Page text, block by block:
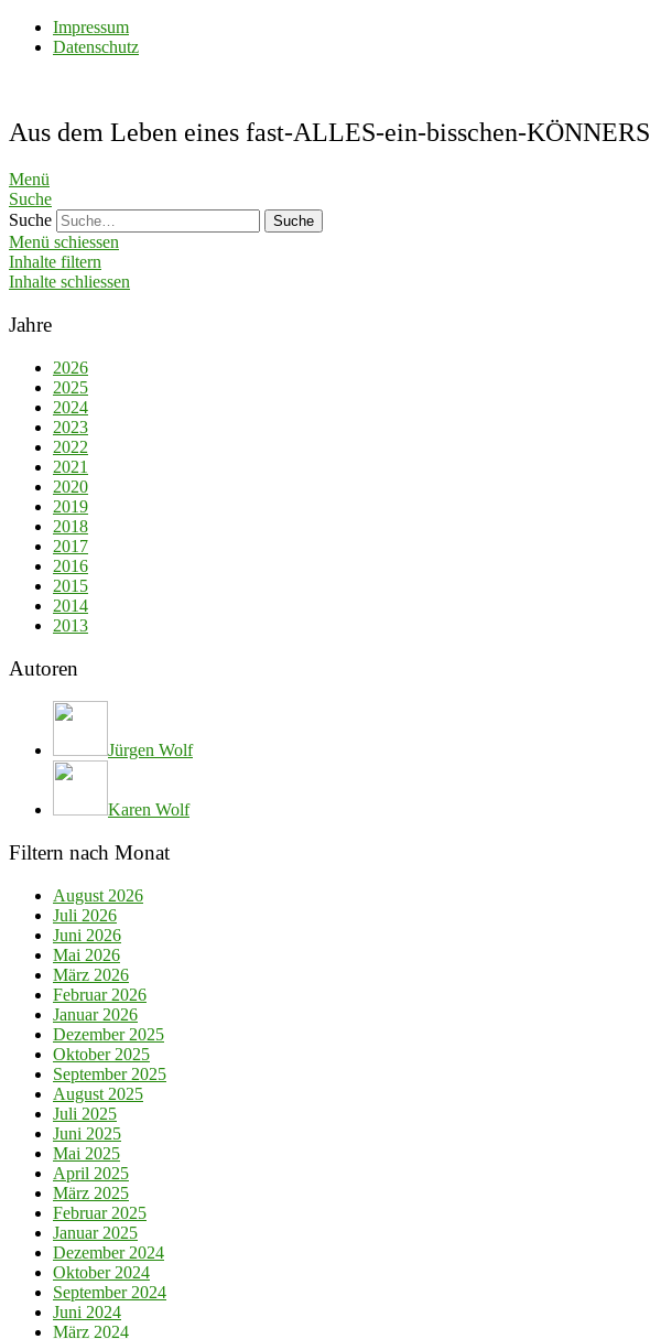
Impressum
Datenschutz
Aus dem Leben eines fast-ALLES-ein-bisschen-KÖNNERS
Menü
Suche
Suche
Menü schiessen
Inhalte filtern
Inhalte schliessen
Jahre
2026
2025
2024
2023
2022
2021
2020
2019
2018
2017
2016
2015
2014
2013
Autoren
Jürgen Wolf
Karen Wolf
Filtern nach Monat
August 2026
Juli 2026
Juni 2026
Mai 2026
März 2026
Februar 2026
Januar 2026
Dezember 2025
Oktober 2025
September 2025
August 2025
Juli 2025
Juni 2025
Mai 2025
April 2025
März 2025
Februar 2025
Januar 2025
Dezember 2024
Oktober 2024
September 2024
Juni 2024
März 2024